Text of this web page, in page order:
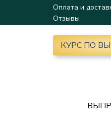
Оплата и
Отзывы
КУРС ПО